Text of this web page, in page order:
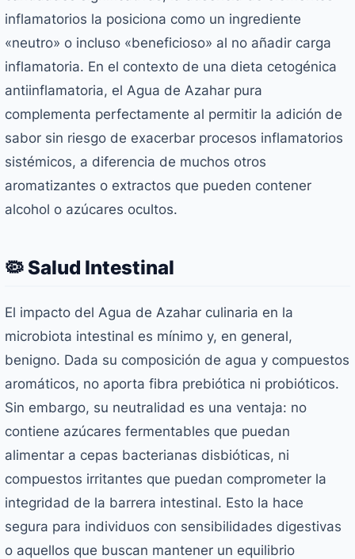
inflamatorios la posiciona como un ingrediente
«neutro» o incluso «beneficioso» al no añadir carga
inflamatoria. En el contexto de una dieta cetogénica
antiinflamatoria, el Agua de Azahar pura
complementa perfectamente al permitir la adición de
sabor sin riesgo de exacerbar procesos inflamatorios
sistémicos, a diferencia de muchos otros
aromatizantes o extractos que pueden contener
alcohol o azúcares ocultos.
🦠 Salud Intestinal
El impacto del Agua de Azahar culinaria en la
microbiota intestinal es mínimo y, en general,
benigno. Dada su composición de agua y compuestos
aromáticos, no aporta fibra prebiótica ni probióticos.
Sin embargo, su neutralidad es una ventaja: no
contiene azúcares fermentables que puedan
alimentar a cepas bacterianas disbióticas, ni
compuestos irritantes que puedan comprometer la
integridad de la barrera intestinal. Esto la hace
segura para individuos con sensibilidades digestivas
o aquellos que buscan mantener un equilibrio